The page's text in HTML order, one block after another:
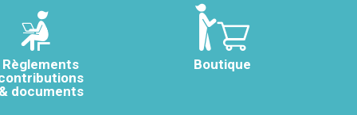
Règlements
documents
Boutique